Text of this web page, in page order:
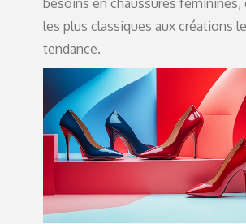
les plus classiques aux créations
tendance.